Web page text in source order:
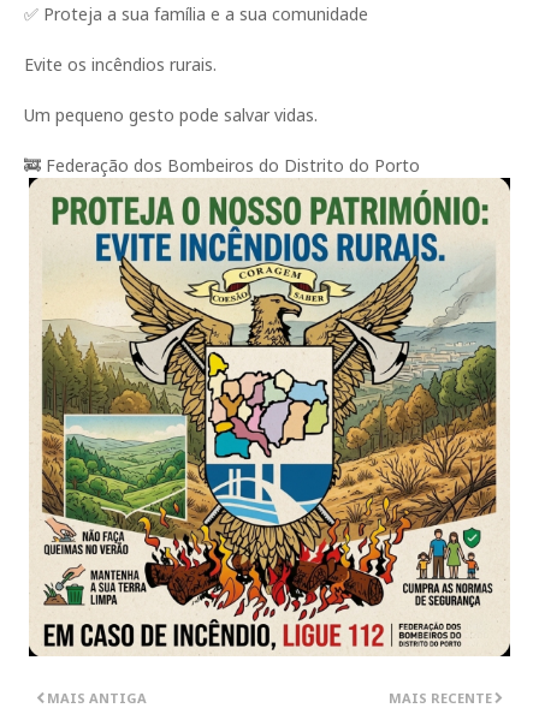
✅ Proteja a sua família e a sua comunidade
Evite os incêndios rurais.
Um pequeno gesto pode salvar vidas.
🚒 Federação dos Bombeiros do Distrito do Porto
MAIS RECENTE
MAIS ANTIGA